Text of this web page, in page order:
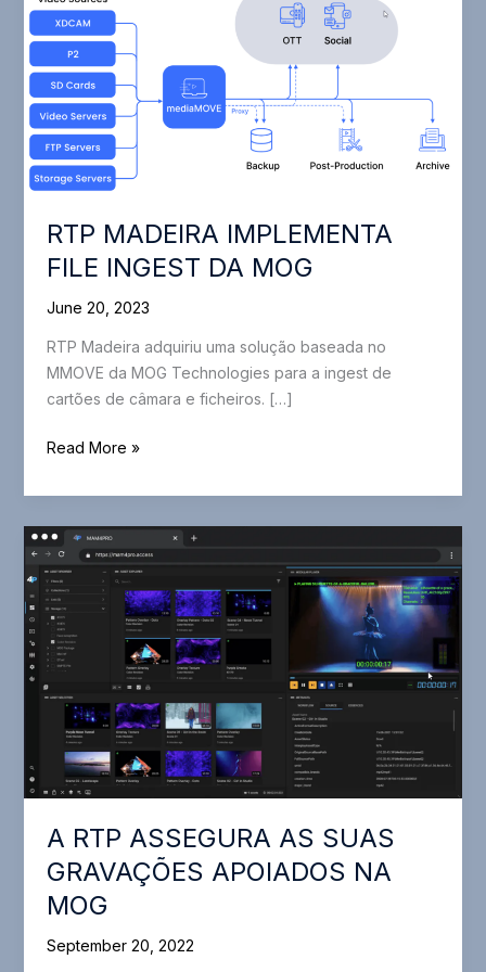
RTP MADEIRA IMPLEMENTA
FILE INGEST DA MOG
June 20, 2023
RTP Madeira adquiriu uma solução baseada no
MMOVE da MOG Technologies para a ingest de
cartões de câmara e ficheiros. […]
RTP
IMPLEMENTA
FILE
INGEST
DA
MOG
Read More »
A RTP ASSEGURA AS SUAS
GRAVAÇÕES APOIADOS NA
MOG
September 20, 2022